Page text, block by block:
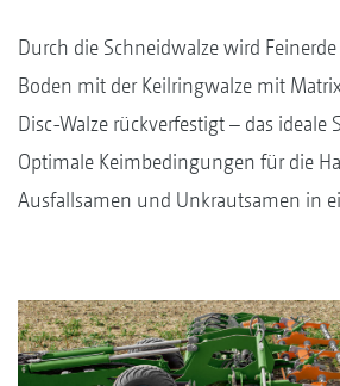
Durch die Schneidwalze wird
Boden mit der Keilringwalze mit
Disc-Walze rückverfestigt – das ideale
Optimale Keimbedingungen für die
Ausfallsamen und Unkrautsamen in